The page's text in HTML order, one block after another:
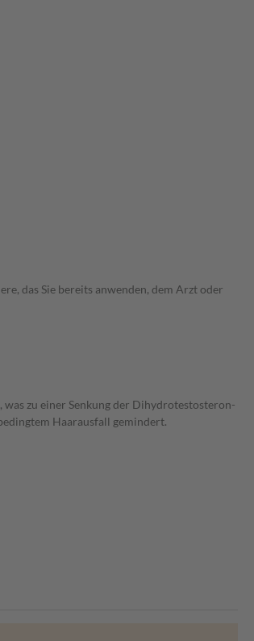
das Sie bereits anwenden, dem Arzt oder
zu einer Senkung der Dihydrotestosteron-
Haarausfall gemindert.